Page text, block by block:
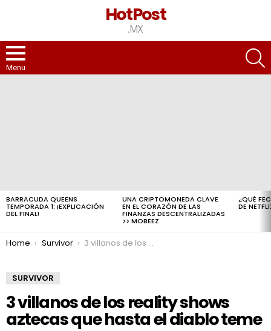
HotPost
.MX
Menu
BARRACUDA QUEENS
TEMPORADA 1: ¡EXPLICACIÓN
DEL FINAL!
UNA CRIPTOMONEDA CLAVE
EN EL CORAZÓN DE LAS
FINANZAS DESCENTRALIZADAS
>> MOBEEZ
¿QUÉ
DE
You are here:
Home Survivor 3 villanos de los reality shows aztecas que hasta el diablo teme
SURVIVOR
3 villanos de los reality shows
aztecas que hasta el diablo teme